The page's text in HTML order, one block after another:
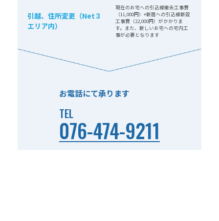
引越、住所変更（Net３
エリア内）
現在のお宅への引込線撤去工事費
（11,000円）+新居への引込線新設
工事費（22,000円）がかかりま
す。また、新しいお宅への宅内工
事が必要となります
お電話にて承ります
TEL
076-474-9211